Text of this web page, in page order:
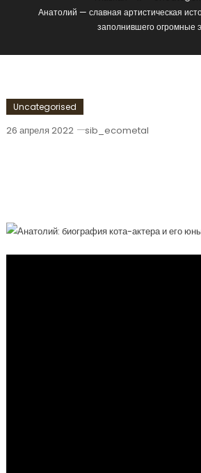
Анатолий — славная артистическая
заполнившего огромные
Uncategorised
26 апреля 2022 sib_ecometal